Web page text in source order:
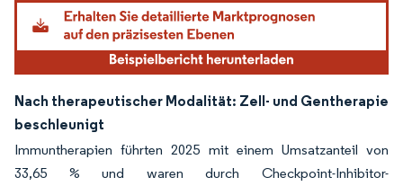
Nach therapeutischer Modalität: Zell- und Gentherapie
beschleunigt
Immuntherapien führten 2025 mit einem Umsatzanteil von
33,65 % und waren durch Checkpoint-Inhibitor-